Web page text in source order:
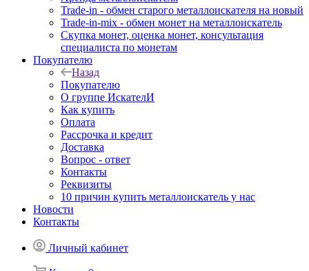
Trade-in - обмен старого металлоискателя на новый
Trade-in-mix - обмен монет на металлоискатель
Скупка монет, оценка монет, консультация
специалиста по монетам
Покупателю
Назад
Покупателю
О группе ИскателИ
Как купить
Оплата
Рассрочка и кредит
Доставка
Вопрос - ответ
Контакты
Реквизиты
10 причин купить металлоискатель у нас
Новости
Контакты
Личный кабинет